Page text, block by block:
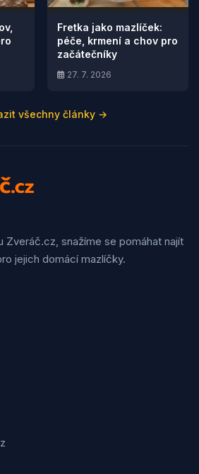
Fretka jako mazlíček:
péče, krmení a chov pro
začátečníky
27. 7. 2026
všechny články →
Zveráč.cz, snažíme se pomáhat najít
jejich domácí mazlíčky.